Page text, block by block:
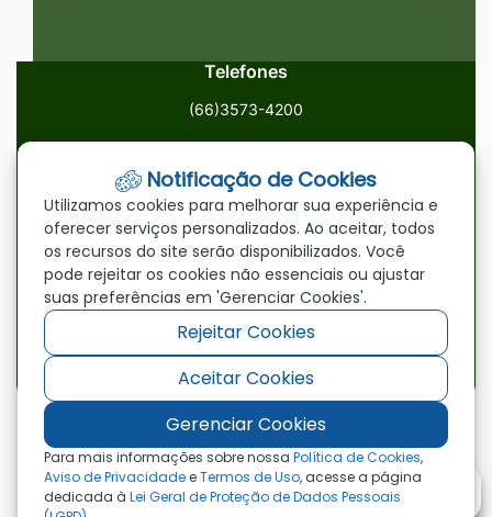
Telefones
(66)3573-4200
ouvidoria@paranatinga.mt.gov.br
Localização
Av. Brasil, 1900, Centro, Paranatinga/MT, 78870-000
Redes Sociais
Acessar
a
Rede
Social
Acessar
a
Rede
Social
Acessar
a
Rede
Social
©2026 - Prefeitura Municipal de Paranatinga - MT
- Todos os direitos reservados
Notificação de Cookies
Utilizamos cookies para melhorar sua experiência e
oferecer serviços personalizados. Ao aceitar, todos
os recursos do site serão disponibilizados. Você
pode rejeitar os cookies não essenciais ou ajustar
suas preferências em 'Gerenciar Cookies'.
Rejeitar Cookies
Aceitar Cookies
Gerenciar Cookies
Para mais informações sobre nossa Política de Cookies,
Aviso de PrivacidadeeTermos de Uso, acesse a página
dedicada à Lei Geral de Proteção de Dados Pessoais